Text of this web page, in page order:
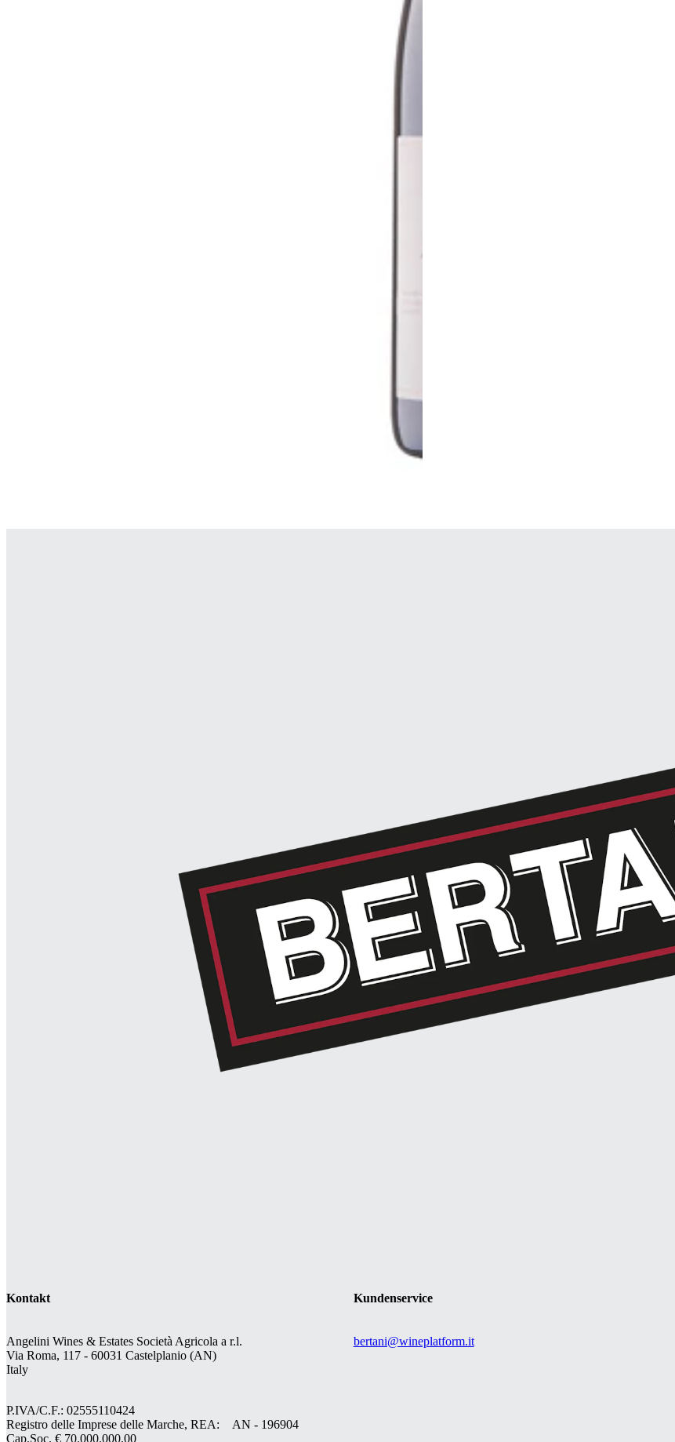
Kontakt
Angelini Wines & Estates Società Agricola a r.l.
Via Roma, 117 - 60031 Castelplanio (AN)
Italy
P.IVA/C.F.: 02555110424
Registro delle Imprese delle Marche, REA: AN - 196904
Cap.Soc. € 70.000.000,00
Kundenservice
bertani@wineplatform.it